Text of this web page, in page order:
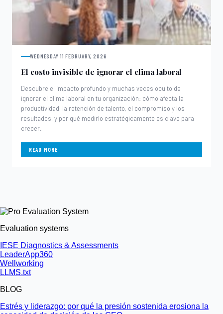
WEDNESDAY 11 FEBRUARY, 2026
El costo invisible de ignorar el clima laboral
Descubre el impacto profundo y muchas veces oculto de
ignorar el clima laboral en tu organización: cómo afecta la
productividad, la retención de talento, el compromiso y los
resultados, y por qué medirlo estratégicamente es clave para
crecer.
READ MORE
Evaluation systems
IESE Diagnostics & Assessments
LeaderApp360
Wellworking
LLMS.txt
BLOG
Estrés y liderazgo: por qué la presión sostenida erosiona la